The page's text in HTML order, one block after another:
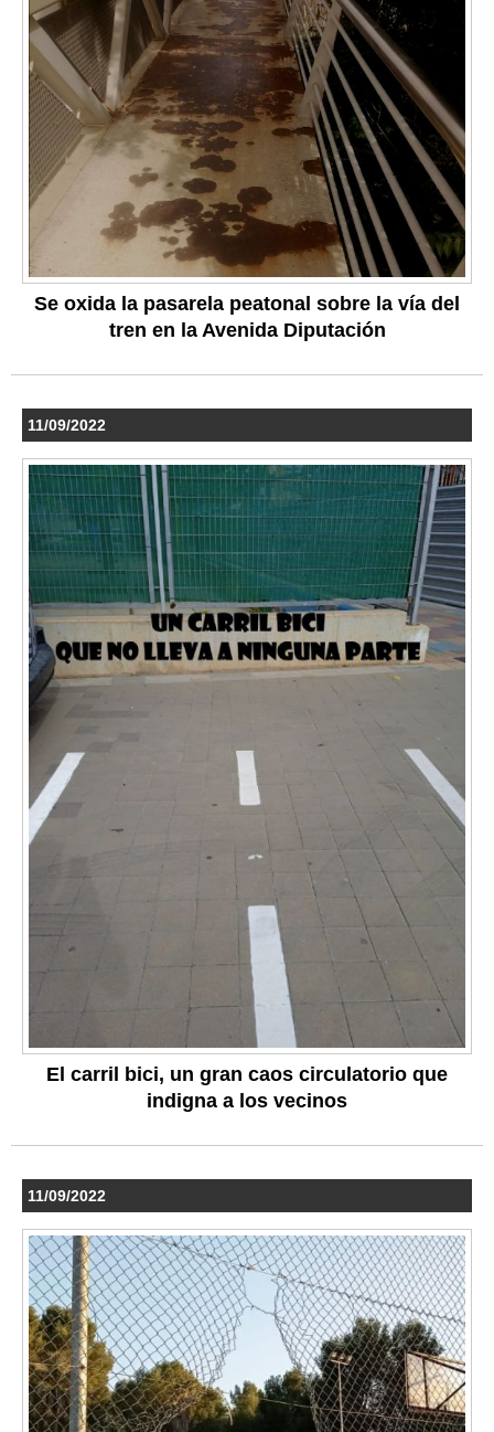
Se oxida la pasarela peatonal sobre la vía del
tren en la Avenida Diputación
11/09/2022
El carril bici, un gran caos circulatorio que
indigna a los vecinos
11/09/2022